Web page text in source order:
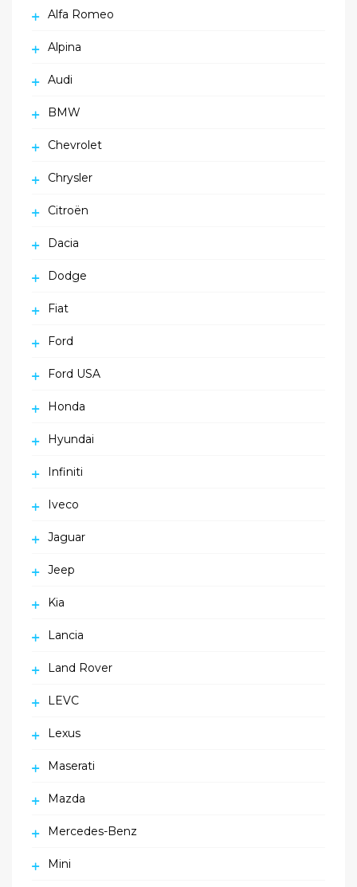
Alfa Romeo
Alpina
Audi
BMW
Chevrolet
Chrysler
Citroën
Dacia
Dodge
Fiat
Ford
Ford USA
Honda
Hyundai
Infiniti
Iveco
Jaguar
Jeep
Kia
Lancia
Land Rover
LEVC
Lexus
Maserati
Mazda
Mercedes-Benz
Mini